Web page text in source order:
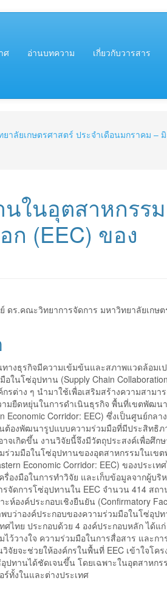
ศ อ่านบทความ เกี่ยวกับวารสาร
าลัยเกษตรศาสตร์ ประจำเดือนมกราคม –
ในอุตสาหกรร
(EEC) ของ
ดร.คณะวิทยาการจัดการ มหาวิทยาลัยเกษ
างธุรกิจมีความเข้มข้นและสภาพแวดล้อมเ
อในโซ่อุปทาน (Supply Chain
รต่าง ๆ นำมาใช้เพื่อเสริมสร้างความสามา
มยืดหยุ่นในการดำเนินธุรกิจ พื้นที่เขตพัฒน
Economic Corridor: EEC) ซึ่งเป็นศูนย์กลา
ต้องพัฒนารูปแบบความร่วมมือที่มีประสิทธิภ
จเกิดขึ้น งานวิจัยนี้จึงมีวัตถุประสงค์เพื่อศึก
ร่วมมือในโซ่อุปทานของอุตสาหกรรมในเข
Economic Corridor: EEC) ของประเท
รื่องมือในการทำวิจัย และเก็บข้อมูลจากผู้บริ
รจัดการโซ่อุปทานใน EEC จำนวน 414 สถ
ห์องค์ประกอบเชิงยืนยัน (Confirmatory
บว่าองค์ประกอบของความร่วมมือในโซ่อุป
ศไทย ประกอบด้วย 4 องค์ประกอบหลัก ได้แ
ว้วางใจ ความร่วมมือในการสื่อสาร และกา
จัยจะช่วยให้องค์กรในพื้นที่ EEC เข้าใจโคร
ปทานได้ชัดเจนขึ้น โดยเฉพาะในอุตสาหกร
ร์ทั้งในและต่างประเทศ